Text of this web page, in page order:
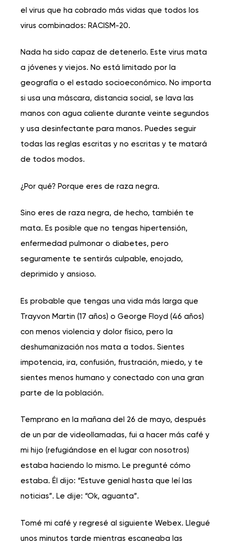
el virus que ha cobrado más vidas que todos los
virus combinados: RACISM-20.
Nada ha sido capaz de detenerlo. Este virus mata
a jóvenes y viejos. No está limitado por la
geografía o el estado socioeconómico. No importa
si usa una máscara, distancia social, se lava las
manos con agua caliente durante veinte segundos
y usa desinfectante para manos. Puedes seguir
todas las reglas escritas y no escritas y te matará
de todos modos.
¿Por qué? Porque eres de raza negra.
Sino eres de raza negra, de hecho, también te
mata. Es posible que no tengas hipertensión,
enfermedad pulmonar o diabetes, pero
seguramente te sentirás culpable, enojado,
deprimido y ansioso.
Es probable que tengas una vida más larga que
Trayvon Martin (17 años) o George Floyd (46 años)
con menos violencia y dolor físico, pero la
deshumanización nos mata a todos. Sientes
impotencia, ira, confusión, frustración, miedo, y te
sientes menos humano y conectado con una gran
parte de la población.
Temprano en la mañana del 26 de mayo, después
de un par de videollamadas, fui a hacer más café y
mi hijo (refugiándose en el lugar con nosotros)
estaba haciendo lo mismo. Le pregunté cómo
estaba. Él dijo: “Estuve genial hasta que leí las
noticias”. Le dije: “Ok, aguanta”.
Tomé mi café y regresé al siguiente Webex. Llegué
unos minutos tarde mientras escaneaba las